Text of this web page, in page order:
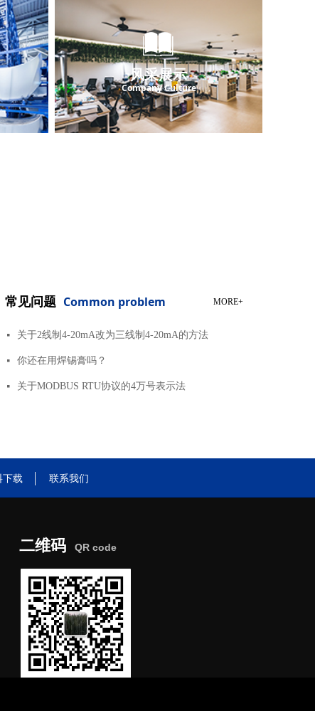
风采展示
Company Culture
常见问题 Common problem MORE+
넷 关于2线制4-20mA改为三线制4-20mA的方法
넷 你还在用焊锡膏吗？
넷 关于MODBUS RTU协议的4万号表示法
下载 联系我们
二维码 QR code